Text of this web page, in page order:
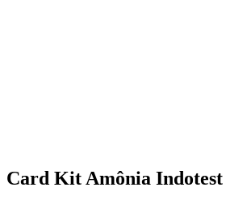
Card Kit Amônia Indotest